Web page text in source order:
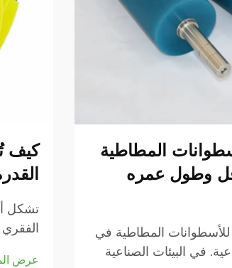
المطاطية
وطول عمره
للأسطوانات المطاطية في
في البيئات الصناعية
كيف
تشكل
الفقري
عرض